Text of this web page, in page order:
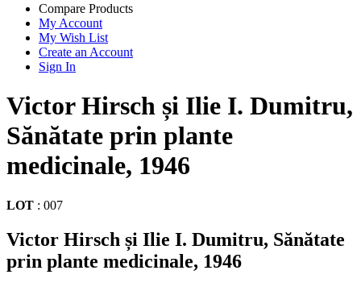
Compare Products
My Account
My Wish List
Create an Account
Sign In
Victor Hirsch și Ilie I. Dumitru,
Sănătate prin plante
medicinale, 1946
LOT : 007
Victor Hirsch și Ilie I. Dumitru, Sănătate
prin plante medicinale, 1946